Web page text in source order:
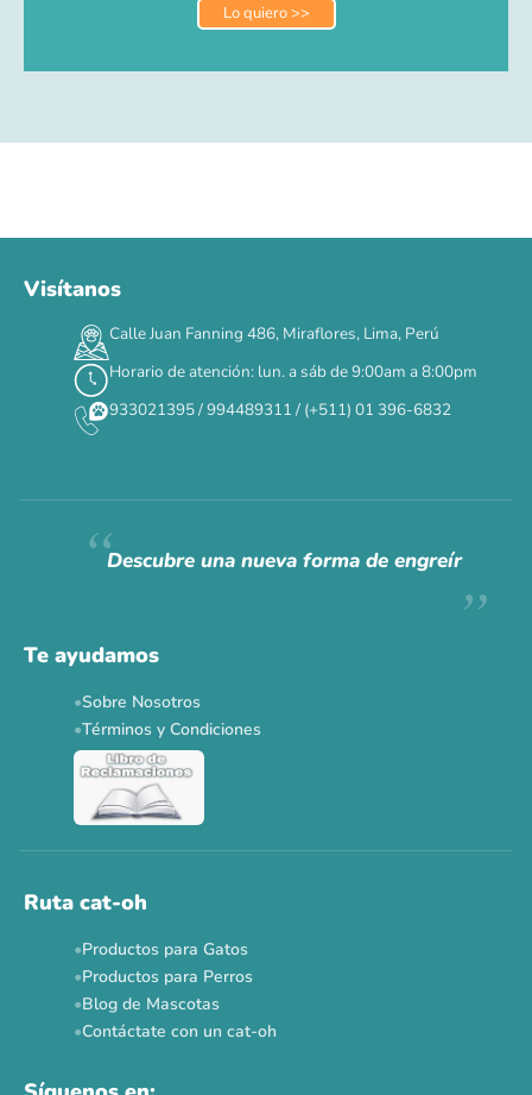
Lo quiero >>
DÍAS HORAS MIN SEG
✕
Siempre fuimosraros.
Ver todas las promos 🐾
Visítanos
Calle Juan Fanning 486, Miraflores, Lima, Perú
Horario de atención: lun. a sáb de 9:00am a 8:00pm
933021395 / 994489311 / (+511) 01 396-6832
Descubre una nueva forma de engreír
Te ayudamos
Sobre Nosotros
Términos y Condiciones
Ruta cat-oh
Productos para Gatos
Productos para Perros
Blog de Mascotas
Contáctate con un cat-oh